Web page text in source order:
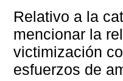
Relativo a la
mencionar la
victimización
esfuerzos de